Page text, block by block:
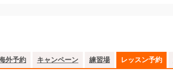
外予約 キャンペーン 練習場 レッスン予約